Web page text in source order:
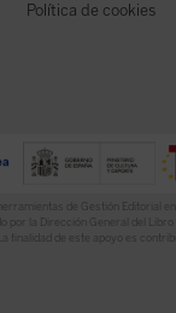
Política de cookies
de Gestión Editorial
por la Dirección General del Libro
finalidad de este apoyo es